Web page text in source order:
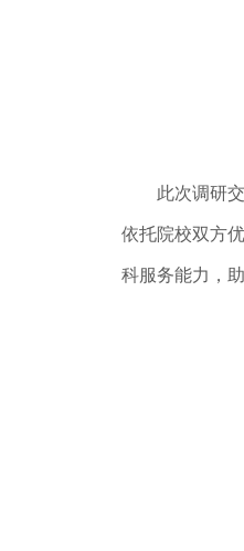
此次调研交
依托院校双方
科服务能力，